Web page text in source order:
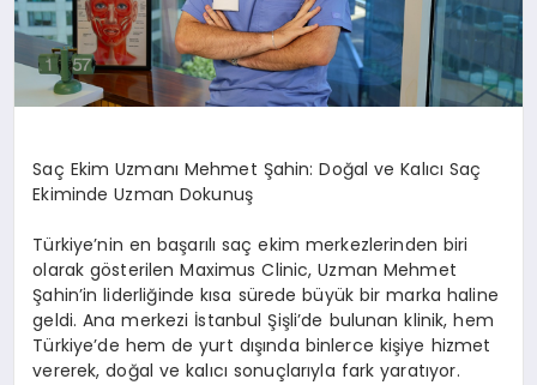
Saç Ekim Uzmanı Mehmet Şahin: Doğal ve Kalıcı Saç
Ekiminde Uzman Dokunuş
Türkiye’nin en başarılı saç ekim merkezlerinden biri
olarak gösterilen Maximus Clinic, Uzman Mehmet
Şahin’in liderliğinde kısa sürede büyük bir marka haline
geldi. Ana merkezi İstanbul Şişli’de bulunan klinik, hem
Türkiye’de hem de yurt dışında binlerce kişiye hizmet
vererek, doğal ve kalıcı sonuçlarıyla fark yaratıyor.